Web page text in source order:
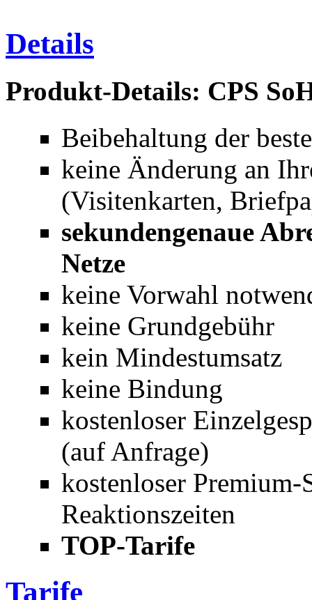
Details
Produkt-Details: CPS
Beibehaltung der
keine Änderung an
(Visitenkarten,
sekundengenaue
Netze
keine Vorwahl
keine Grundgebühr
kein Mindestumsatz
keine Bindung
kostenloser
(auf Anfrage)
kostenloser
Reaktionszeiten
TOP-Tarife
Tarife